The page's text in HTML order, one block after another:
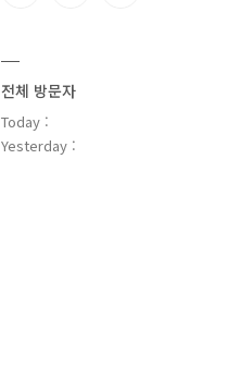
전체 방문자
Today :
Yesterday :